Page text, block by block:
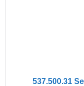
537.500.31